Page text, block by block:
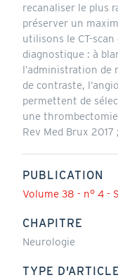
recanaliser le plus
préserver un
utilisons le CT-
diagnostique : à
l’administration de
de contraste,
permettent de
une
Rev Med Brux
PUBLICATION
Volume 38 - n° 4 -
CHAPITRE
Neurologie
TYPE D'ARTICLE